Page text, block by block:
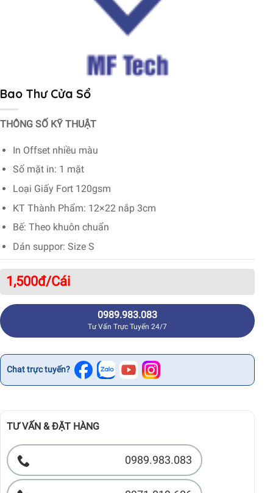
Bao Thư Cửa Sổ
THÔNG SỐ KỸ THUẬT
In Offset nhiều màu
Số mặt in: 1 mặt
Loại Giấy Fort 120gsm
KT Thành Phẩm: 12×22 nắp 3cm
Bế: Theo khuôn chuẩn
Dán suppor: Size S
1,500đ/Cái
0989.983.083
Tư Vấn Trực Tuyến 24/7
Chat trực tuyến?
TƯ VẤN & ĐẶT HÀNG
0989.983.083